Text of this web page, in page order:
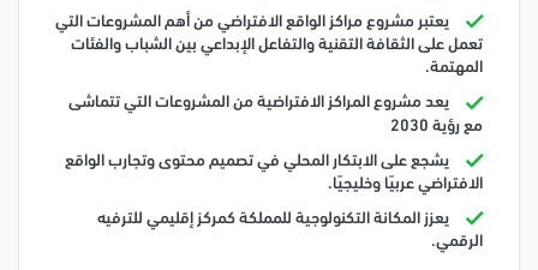
يعتبر مشروع مراكز الواقع الافتراضي من أهم المشروعات التي
تعمل على الثقافة التقنية والتفاعل الإبداعي بين الشباب والفئات
المهتمة.
يعد مشروع المراكز الافتراضية من المشروعات التي تتماشى
مع رؤية 2030
يشجع على الابتكار المحلي في تصميم محتوى وتجارب الواقع
الافتراضي عربيًا وخليجيًا.
يعزز المكانة التكنولوجية للمملكة كمركز إقليمي للترفيه
الرقمي.